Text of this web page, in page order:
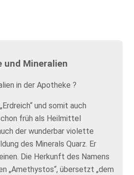
und Mineralien
in der Apotheke ?
und somit auch
früh als Heilmittel
der wunderbar violette
des Minerals Quarz. Er
Die Herkunft des Namens
„Amethystos“, übersetzt „dem